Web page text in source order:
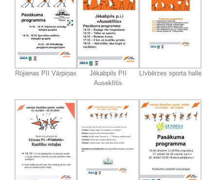
Rūjienas PII Vārpiņas
Jēkabpils PII
Auseklītis
Līvbērzes sporta halle